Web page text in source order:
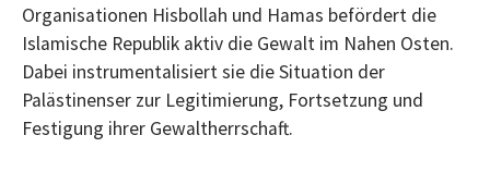
Organisationen Hisbollah und Hamas befördert die
Islamische Republik aktiv die Gewalt im Nahen Osten.
Dabei instrumentalisiert sie die Situation der
Palästinenser zur Legitimierung, Fortsetzung und
Festigung ihrer Gewaltherrschaft.